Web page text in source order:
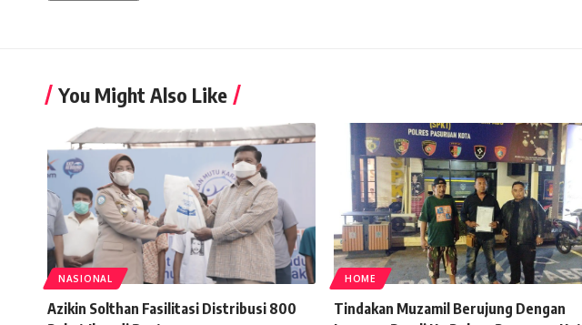
You Might Also Like
NASIONAL
Azikin Solthan Fasilitasi Distribusi 800
HOME
Tindakan Muzamil Berujung Dengan